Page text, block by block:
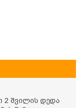
2 შვილის დედა